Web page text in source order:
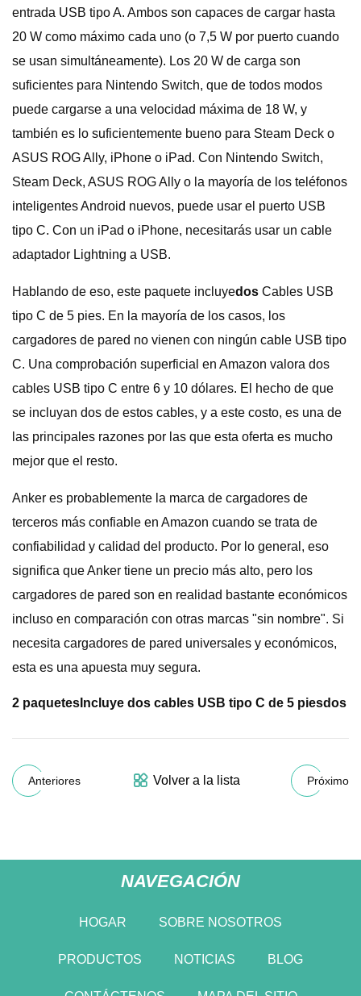
entrada USB tipo A. Ambos son capaces de cargar hasta
20 W como máximo cada uno (o 7,5 W por puerto cuando
se usan simultáneamente). Los 20 W de carga son
suficientes para Nintendo Switch, que de todos modos
puede cargarse a una velocidad máxima de 18 W, y
también es lo suficientemente bueno para Steam Deck o
ASUS ROG Ally, iPhone o iPad. Con Nintendo Switch,
Steam Deck, ASUS ROG Ally o la mayoría de los teléfonos
inteligentes Android nuevos, puede usar el puerto USB
tipo C. Con un iPad o iPhone, necesitarás usar un cable
adaptador Lightning a USB.
Hablando de eso, este paquete incluyedos Cables USB
tipo C de 5 pies. En la mayoría de los casos, los
cargadores de pared no vienen con ningún cable USB tipo
C. Una comprobación superficial en Amazon valora dos
cables USB tipo C entre 6 y 10 dólares. El hecho de que
se incluyan dos de estos cables, y a este costo, es una de
las principales razones por las que esta oferta es mucho
mejor que el resto.
Anker es probablemente la marca de cargadores de
terceros más confiable en Amazon cuando se trata de
confiabilidad y calidad del producto. Por lo general, eso
significa que Anker tiene un precio más alto, pero los
cargadores de pared son en realidad bastante económicos
incluso en comparación con otras marcas "sin nombre". Si
necesita cargadores de pared universales y económicos,
esta es una apuesta muy segura.
2 paquetes Incluye dos cables USB tipo C de 5 piesdos
Anteriores Volver a la lista Próximo
NAVEGACIÓN
HOGAR SOBRE NOSOTROS
PRODUCTOS NOTICIAS BLOG